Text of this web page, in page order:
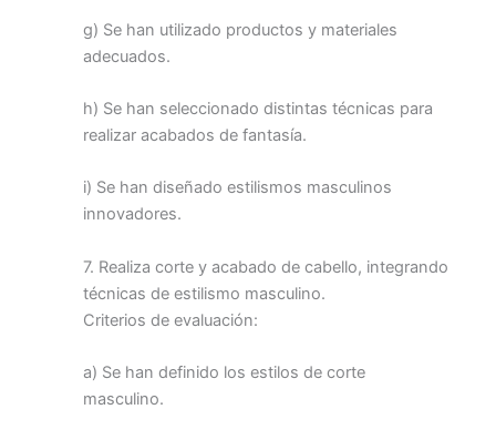
g) Se han utilizado productos y materiales
adecuados.
h) Se han seleccionado distintas técnicas para
realizar acabados de fantasía.
i) Se han diseñado estilismos masculinos
innovadores.
7. Realiza corte y acabado de cabello, integrando
técnicas de estilismo masculino.
Criterios de evaluación:
a) Se han definido los estilos de corte
masculino.